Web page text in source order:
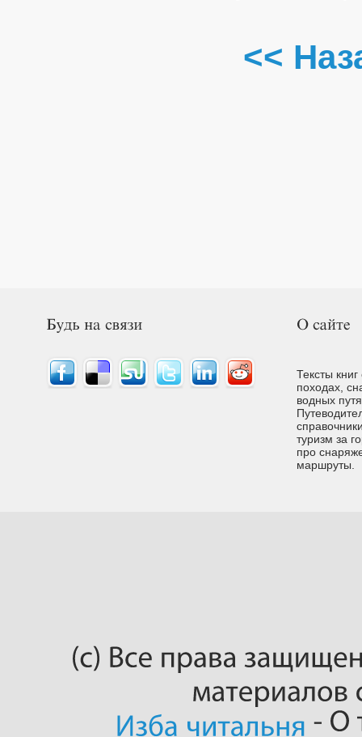
<<
Тексты
походах,
водных
туризм за
про
маршруты.